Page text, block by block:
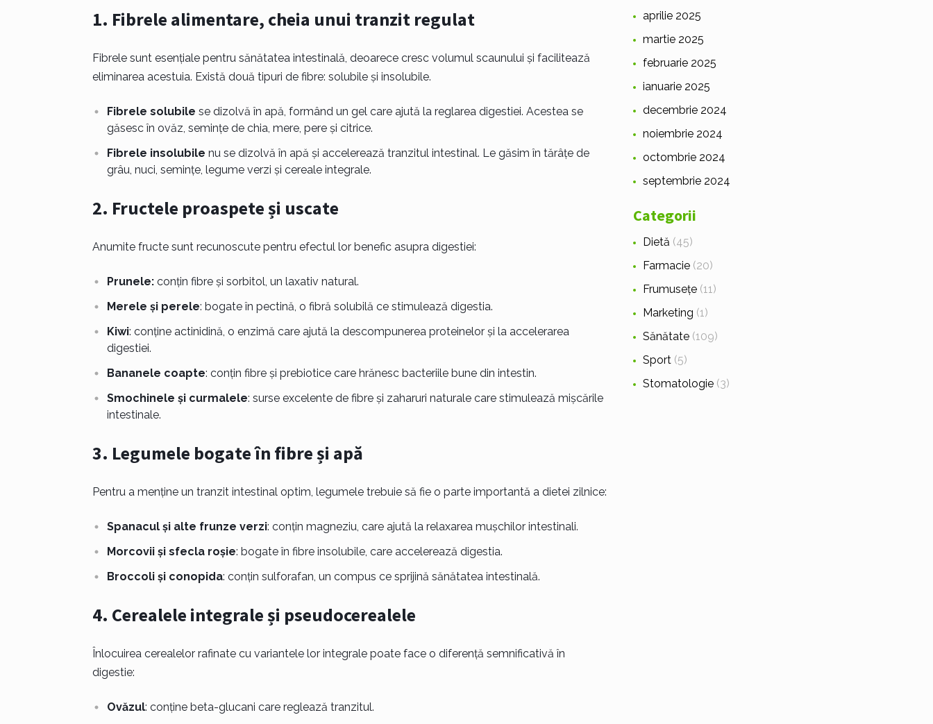
1. Fibrele alimentare, cheia unui tranzit regulat
Fibrele sunt esențiale pentru sănătatea intestinală, deoarece cresc volumul scaunului și facilitează
eliminarea acestuia. Există două tipuri de fibre: solubile și insolubile.
Fibrele solubile se dizolvă în apă, formând un gel care ajută la reglarea digestiei. Acestea se
găsesc în ovăz, semințe de chia, mere, pere și citrice.
Fibrele insolubile nu se dizolvă în apă și accelerează tranzitul intestinal. Le găsim în tărâțe de
grâu, nuci, semințe, legume verzi și cereale integrale.
2. Fructele proaspete și uscate
Anumite fructe sunt recunoscute pentru efectul lor benefic asupra digestiei:
Prunele:conțin fibre și sorbitol, un laxativ natural.
Merele și perele: bogate în pectină, o fibră solubilă ce stimulează digestia.
Kiwi: conține actinidină, o enzimă care ajută la descompunerea proteinelor și la accelerarea
digestiei.
Bananele coapte: conțin fibre și prebiotice care hrănesc bacteriile bune din intestin.
Smochinele și curmalele: surse excelente de fibre și zaharuri naturale care stimulează mișcările
intestinale.
3. Legumele bogate în fibre și apă
Pentru a menține un tranzit intestinal optim, legumele trebuie să fie o parte importantă a dietei zilnice:
Spanacul și alte frunze verzi: conțin magneziu, care ajută la relaxarea mușchilor intestinali.
Morcovii și sfecla roșie: bogate în fibre insolubile, care accelerează digestia.
Broccoli și conopida: conțin sulforafan, un compus ce sprijină sănătatea intestinală.
4. Cerealele integrale și pseudocerealele
Înlocuirea cerealelor rafinate cu variantele lor integrale poate face o diferență semnificativă în
digestie:
Ovăzul: conține beta-glucani care reglează tranzitul.
aprilie 2025
martie 2025
februarie 2025
ianuarie 2025
decembrie 2024
noiembrie 2024
octombrie 2024
septembrie 2024
Categorii
Dietă (45)
Farmacie(20)
Frumusețe(11)
Marketing (1)
Sănătate(109)
Sport(5)
Stomatologie(3)